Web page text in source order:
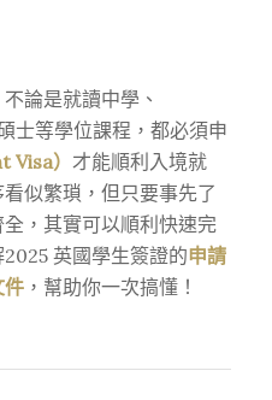
論是就讀中學、
士等學位課程，都必須申
） 才能順利入境就
似繁瑣，但只要事先了
，其實可以順利快速完
英國學生簽證的申請
件，幫助你一次搞懂！